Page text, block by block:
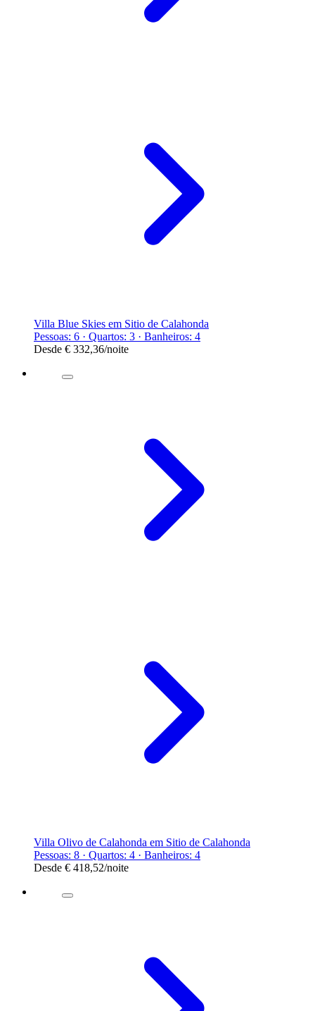
Villa Blue Skies em Sitio de Calahonda
Pessoas: 6 · Quartos: 3 · Banheiros: 4
Desde € 332,36/noite
Villa Olivo de Calahonda em Sitio de Calahonda
Pessoas: 8 · Quartos: 4 · Banheiros: 4
Desde € 418,52/noite